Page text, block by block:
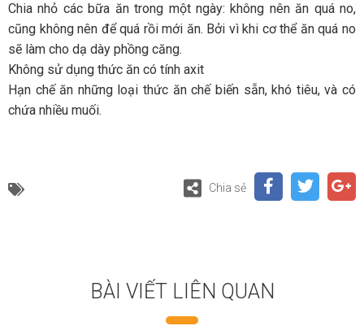
Chia nhỏ các bữa ăn trong một ngày: không nên ăn quá no,
cũng không nên để quá rồi mới ăn. Bởi vì khi cơ thể ăn quá no
sẽ làm cho dạ dày phồng căng.
Không sử dụng thức ăn có tính axit
Hạn chế ăn những loại thức ăn chế biến sẵn, khó tiêu, và có
chứa nhiều muối.
Chia sẻ
BÀI VIẾT LIÊN QUAN